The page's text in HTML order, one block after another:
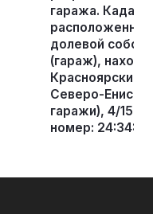
гаража.
долевой
(гараж),
Красноярский
Северо-
гаражи), 4/15.
номер: